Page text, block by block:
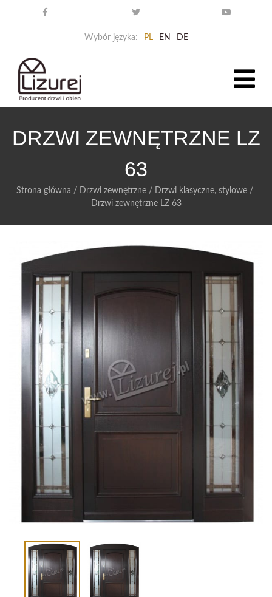
Wybór języka: PL EN DE
DRZWI ZEWNĘTRZNE LZ
63
Strona główna / Drzwi zewnętrzne / Drzwi klasyczne, stylowe /
Drzwi zewnętrzne LZ 63